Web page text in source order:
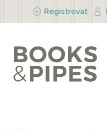
Registrovat